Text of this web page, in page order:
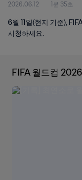
2026.06.12 1분 35초
6월 11일(현지 기준),
시청하세요.
FIFA 월드컵